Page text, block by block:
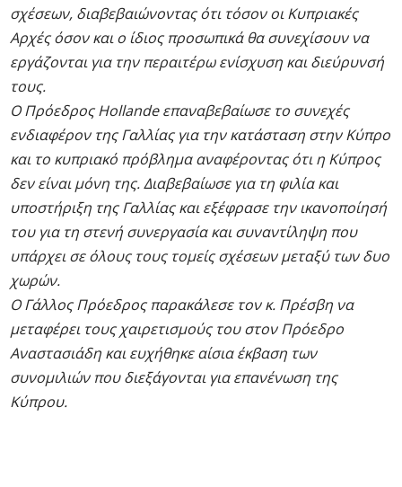
σχέσεων, διαβεβαιώνοντας ότι τόσον οι Κυπριακές
Αρχές όσον και ο ίδιος προσωπικά θα συνεχίσουν να
εργάζονται για την περαιτέρω ενίσχυση και διεύρυνσή
τους.
Ο Πρόεδρος Hollande επαναβεβαίωσε το συνεχές
ενδιαφέρον της Γαλλίας για την κατάσταση στην Κύπρο
και το κυπριακό πρόβλημα αναφέροντας ότι η Κύπρος
δεν είναι μόνη της. Διαβεβαίωσε για τη φιλία και
υποστήριξη της Γαλλίας και εξέφρασε την ικανοποίησή
του για τη στενή συνεργασία και συναντίληψη που
υπάρχει σε όλους τους τομείς σχέσεων μεταξύ των δυο
χωρών.
Ο Γάλλος Πρόεδρος παρακάλεσε τον κ. Πρέσβη να
μεταφέρει τους χαιρετισμούς του στον Πρόεδρο
Αναστασιάδη και ευχήθηκε αίσια έκβαση των
συνομιλιών που διεξάγονται για επανένωση της
Κύπρου.